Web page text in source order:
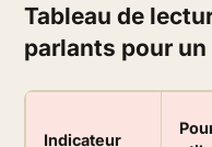
Tableau de
parlants pour
Indicateur